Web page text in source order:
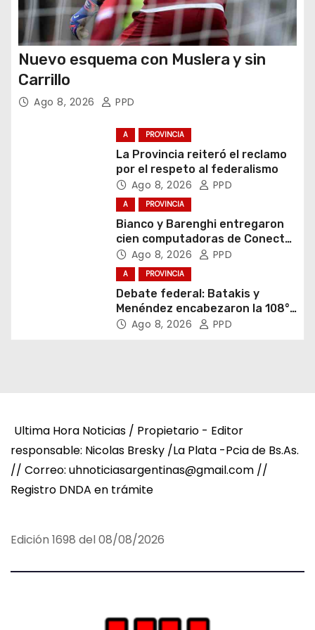
Nuevo esquema con Muslera y sin
Carrillo
Ago 8, 2026 PPD
A PROVINCIA
La Provincia reiteró el reclamo
por el respeto al federalismo
Ago 8, 2026 PPD
A PROVINCIA
Bianco y Barenghi entregaron
cien computadoras de Conectar
Igualdad Bonaerense
Ago 8, 2026 PPD
A PROVINCIA
Debate federal: Batakis y
Menéndez encabezaron la 108°
Asamblea del CNV
Ago 8, 2026 PPD
Ultima Hora Noticias / Propietario - Editor
responsable: Nicolas Bresky /La Plata -Pcia de Bs.As.
// Correo: uhnoticiasargentinas@gmail.com //
Registro DNDA en trámite
Edición 1698 del 08/08/2026